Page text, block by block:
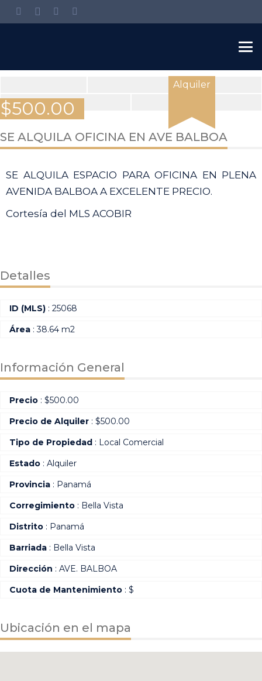
Alquiler
$500.00
View
all
SE ALQUILA OFICINA EN AVE BALBOA
SE ALQUILA ESPACIO PARA OFICINA EN PLENA
AVENIDA BALBOA A EXCELENTE PRECIO.
Cortesía del MLS ACOBIR
Detalles
ID (MLS) : 25068
Área : 38.64 m2
Información General
Precio : $500.00
Precio de Alquiler : $500.00
Tipo de Propiedad : Local Comercial
Estado : Alquiler
Provincia : Panamá
Corregimiento : Bella Vista
Distrito : Panamá
Barriada : Bella Vista
Dirección : AVE. BALBOA
Cuota de Mantenimiento : $
Ubicación en el mapa